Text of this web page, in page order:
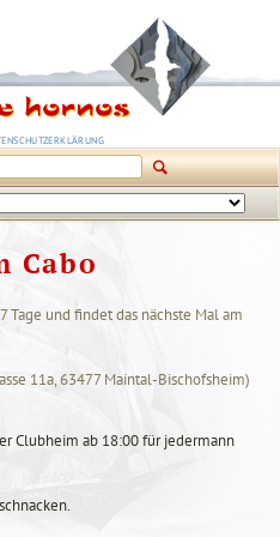
Cabo
und findet das nächste Mal am
11a, 63477 Maintal-Bischofsheim)
Clubheim ab 18:00 für jedermann